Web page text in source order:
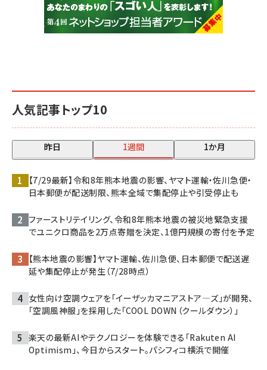
人気記事トップ10
昨日 1週間 1か月
【7/29最新】令和8年熊本地震の影響、ヤマト運輸・佐川急便・
日本郵便が配送制限、熊本全域で集配停止や引受停止も
ファーストリテイリング、令和8年熊本地震の被災地緊急支援
でユニクロ商品を2万点寄贈を決定、1億円規模の寄付を予定
【熊本地震の影響】ヤマト運輸、佐川急便、日本郵便で配送遅
延や集配停止が発生（7/28時点）
女性向け空調ウェアを「イーザッカマニアストア―ズ」が開発、
「空調風神服」を採用した「COOL DOWN（クールダウン）」
楽天の最新AIやテクノロジーを体験できる「Rakuten AI
Optimism」、今日からスタート。パシフィコ横浜で開催